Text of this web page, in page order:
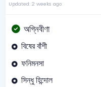
Updated: 2 weeks ago
অগ্নিবীণা
বিষের বাঁশী
ফনিমনসা
সিন্ধু হিন্দোল